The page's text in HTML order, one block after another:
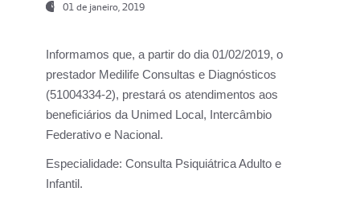
01 de janeiro, 2019
Informamos que, a partir do dia 01/02/2019, o
prestador Medilife Consultas e Diagnósticos
(51004334-2), prestará os atendimentos aos
beneficiários da Unimed Local, Intercâmbio
Federativo e Nacional.
Especialidade: Consulta Psiquiátrica Adulto e
Infantil.